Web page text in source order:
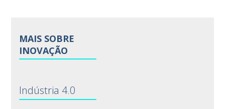
MAIS SOBRE
INOVAÇÃO
Indústria 4.0